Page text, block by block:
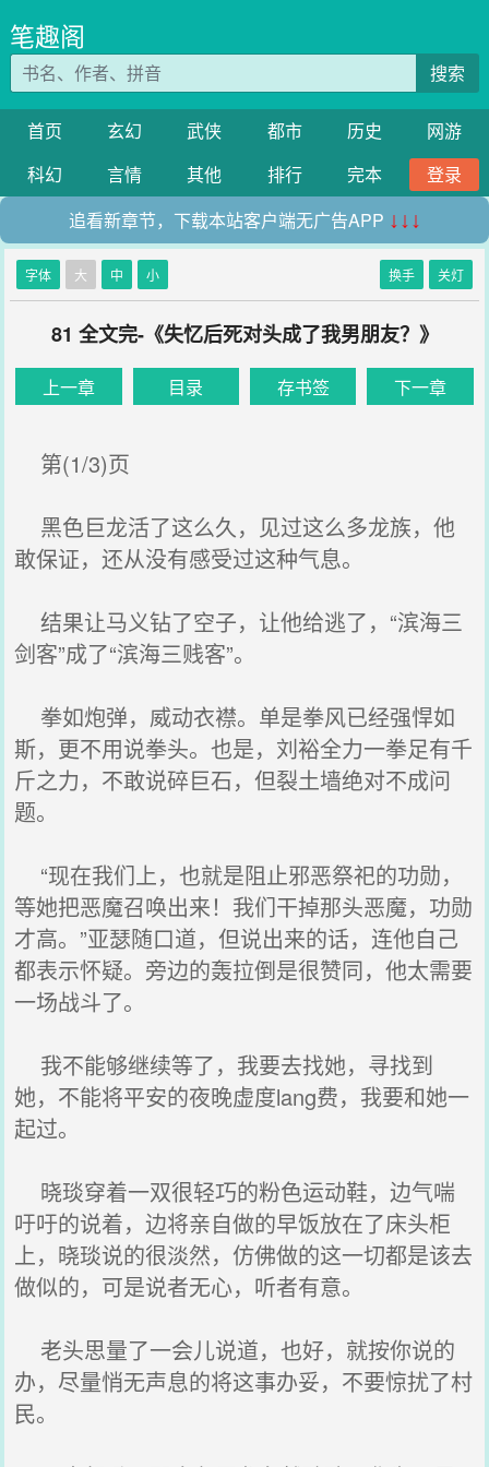
笔趣阁
搜索
首页 玄幻 武侠 都市 历史
网游
科幻
言情 其他 排行 完本
登录
追看新章节，下载本站客户端无广告APP ↓↓↓
字体 大 中 小 换手 关灯
81 全文完-《失忆后死对头成了我男朋友？》
上一章 目录 存书签 下一章
第(1/3)页
黑色巨龙活了这么久，见过这么多龙族，他
敢保证，还从没有感受过这种气息。
结果让马义钻了空子，让他给逃了，“滨海三
剑客”成了“滨海三贱客”。
拳如炮弹，威动衣襟。单是拳风已经强悍如
斯，更不用说拳头。也是，刘裕全力一拳足有千
斤之力，不敢说碎巨石，但裂土墙绝对不成问
题。
“现在我们上，也就是阻止邪恶祭祀的功勋，
等她把恶魔召唤出来！我们干掉那头恶魔，功勋
才高。”亚瑟随口道，但说出来的话，连他自己
都表示怀疑。旁边的轰拉倒是很赞同，他太需要
一场战斗了。
我不能够继续等了，我要去找她，寻找到
她，不能将平安的夜晚虚度lang费，我要和她一
起过。
晓琰穿着一双很轻巧的粉色运动鞋，边气喘
吁吁的说着，边将亲自做的早饭放在了床头柜
上，晓琰说的很淡然，仿佛做的这一切都是该去
做似的，可是说者无心，听者有意。
老头思量了一会儿说道，也好，就按你说的
办，尽量悄无声息的将这事办妥，不要惊扰了村
民。